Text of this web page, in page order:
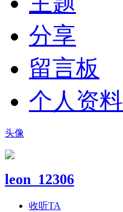
分享
留言板
个人资料
头像
leon_12306
收听TA